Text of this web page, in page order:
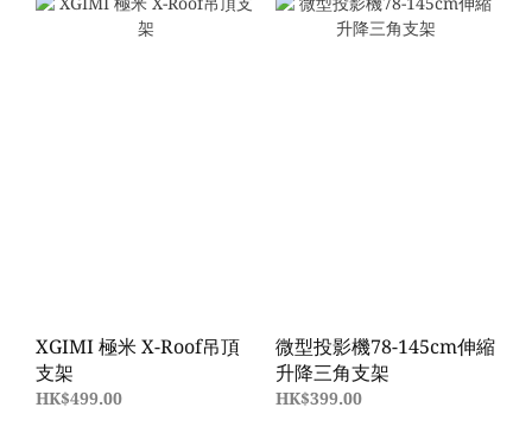
XGIMI 極米 X-Roof吊頂
支架
HK$499.00
微型投影機78-145cm伸縮
升降三角支架
HK$399.00